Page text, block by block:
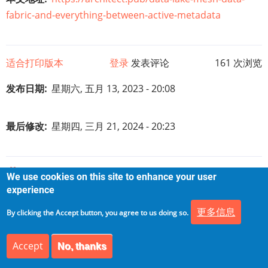
fabric-and-everything-between-active-metadata
适合打印版本 登录发表评论
161 次浏览
发布日期 星期六, 五月 13, 2023 - 20:08
最后修改 星期四, 三月 21, 2024 - 20:23
Tags
Data Lake
MetaData
书
←数据编织 ⤊向
【数据架构】数据网格与 Data Fabric：
We use cookies on this site to enhance your user
experience
By clicking the Accept button, you agree to us doing so. 更多信息
Accept No, thanks